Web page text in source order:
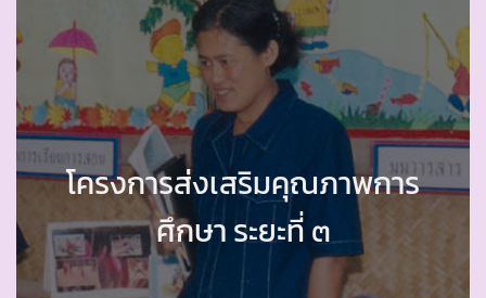
โครงการส่งเสริมคุณภาพการ
ศึกษา ระยะที่ ๓